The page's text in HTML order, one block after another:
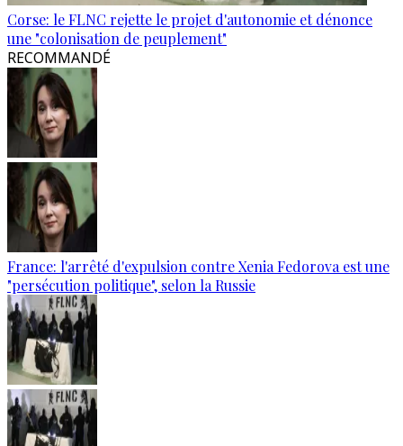
Corse: le FLNC rejette le projet d'autonomie et dénonce
une "colonisation de peuplement"
RECOMMANDÉ
France: l'arrêté d'expulsion contre Xenia Fedorova est une
"persécution politique", selon la Russie